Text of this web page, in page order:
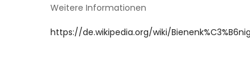
Weitere Informationen
https://de.wikipedia.org/wiki/